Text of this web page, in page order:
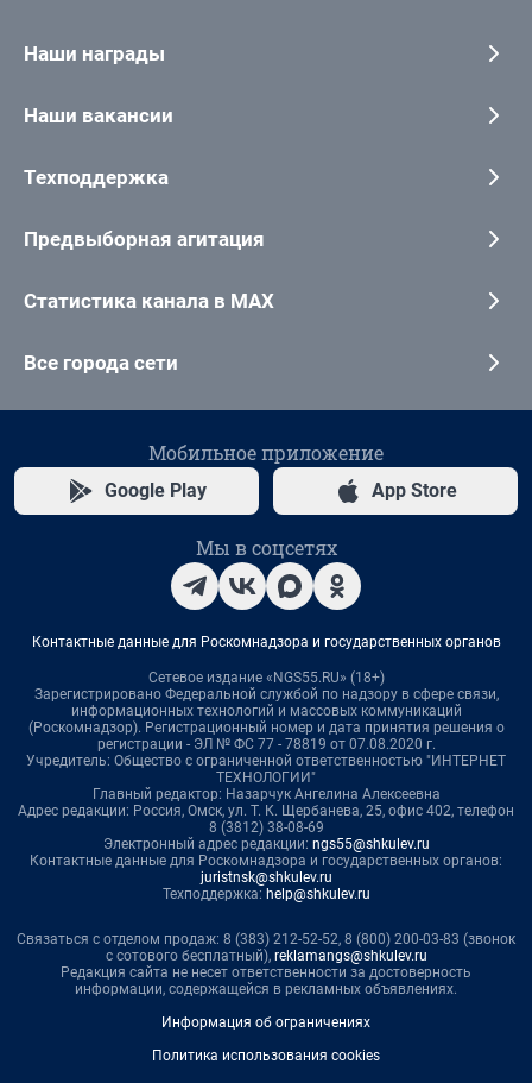
Наши награды
Наши вакансии
Техподдержка
Предвыборная агитация
Статистика канала в MAX
Все города сети
Мобильное приложение
Google Play App Store
Мы в соцсетях
Контактные данные для Роскомнадзора и государственных органов
Сетевое издание «NGS55.RU» (18+)
Зарегистрировано Федеральной службой по надзору в сфере связи,
информационных технологий и массовых коммуникаций
(Роскомнадзор). Регистрационный номер и дата принятия решения о
регистрации - ЭЛ № ФС 77 - 78819 от 07.08.2020 г.
Учредитель: Общество с ограниченной ответственностью "ИНТЕРНЕТ
ТЕХНОЛОГИИ"
Главный редактор: Назарчук Ангелина Алексеевна
Адрес редакции: Россия, Омск, ул. Т. К. Щербанева, 25, офис 402, телефон
8 (3812) 38-08-69
Электронный адрес редакции: ngs55@shkulev.ru
Контактные данные для Роскомнадзора и государственных органов:
juristnsk@shkulev.ru
Техподдержка: help@shkulev.ru
Связаться с отделом продаж: 8 (383) 212-52-52, 8 (800) 200-03-83 (звонок
с сотового бесплатный), reklamangs@shkulev.ru
Редакция сайта не несет ответственности за достоверность
информации, содержащейся в рекламных объявлениях.
Информация об ограничениях
Политика использования cookies